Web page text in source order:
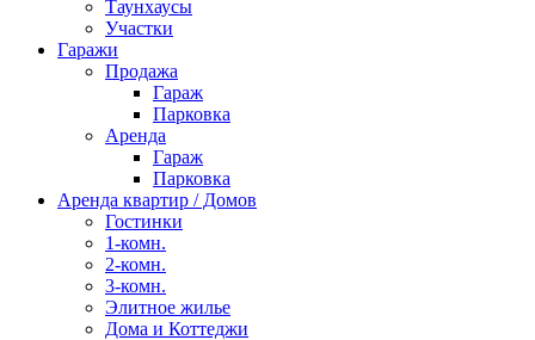
Таунхаусы
Участки
Гаражи
Продажа
Гараж
Парковка
Аренда
Гараж
Парковка
Аренда квартир / Домов
Гостинки
1-комн.
2-комн.
3-комн.
Элитное жилье
Дома и Коттеджи